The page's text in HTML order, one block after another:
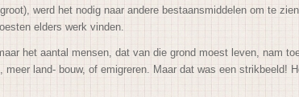
werd het nodig naar andere bestaansmiddelen om te
elders werk vinden.
het aantal mensen, dat van die grond moest leven, nam
meer land- bouw, of emigreren. Maar dat was een strikbeeld!